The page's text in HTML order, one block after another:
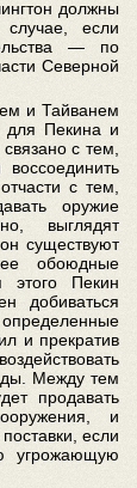
должны
если
— по
Северной
и Тайванем
для Пекина и
с тем,
с тем,
оружие
выглядят
существуют
обоюдные
этого Пекин
добиваться
и прекратив
Между тем
продавать
и
если
угрожающую